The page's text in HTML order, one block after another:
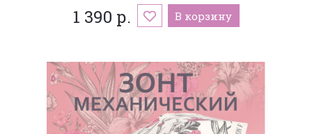
1 390 р. В корзину